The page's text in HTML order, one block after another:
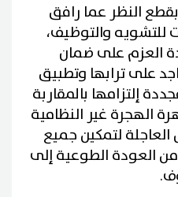
بقطع النظر عما رافق
للتشويه والتوظيف،
العزم على ضمان
على ترابها وتطبيق
إلتزامها بالمقاربة
الهجرة غير النظامية
لتمكين جميع
العودة الطوعية إلى